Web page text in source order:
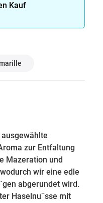
Kauf
zur Entfaltung
Mazeration und
wir eine edle
abgerundet wird.
Haselnu¨sse mit